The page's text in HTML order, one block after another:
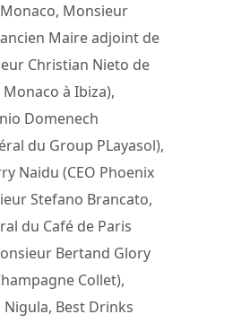
Monsieur
Maire adjoint de
Christian Nieto de
à Ibiza),
Domenech
du Group PLayasol),
Naidu (CEO Phoenix
Stefano Brancato,
du Café de Paris
Bertand Glory
Collet),
Best Drinks